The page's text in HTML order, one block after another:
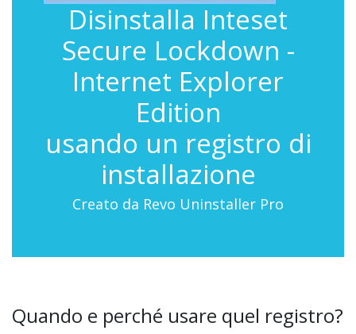
Disinstalla Inteset
Secure Lockdown -
Internet Explorer
Edition
usando un registro di
installazione
Creato da Revo Uninstaller Pro
Quando e perché usare quel registro?